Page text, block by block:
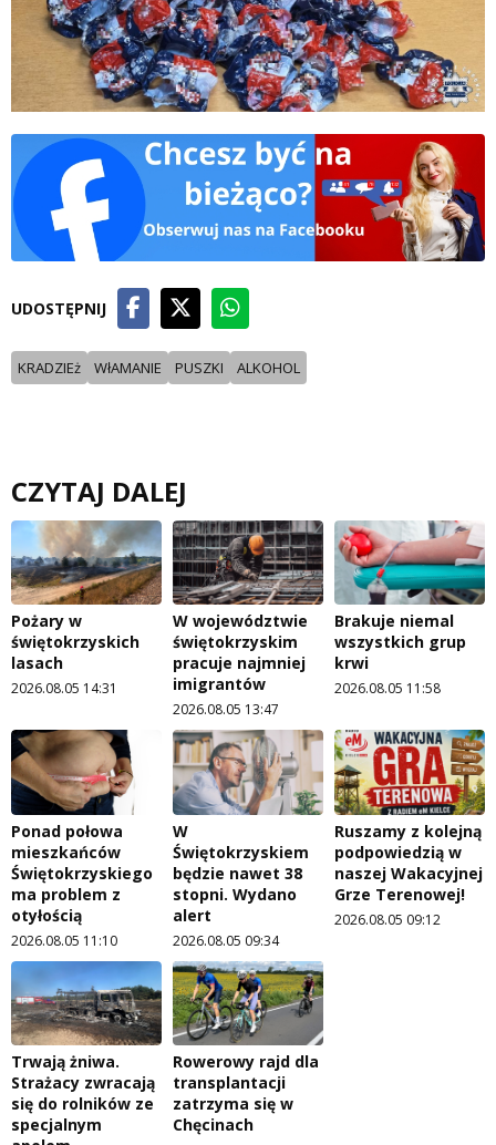
UDOSTĘPNIJ
KRADZIEż WłAMANIE PUSZKI ALKOHOL
CZYTAJ DALEJ
Pożary w
świętokrzyskich
lasach
2026.08.05 14:31
W województwie
świętokrzyskim
pracuje najmniej
imigrantów
2026.08.05 13:47
Brakuje niemal
wszystkich grup
krwi
2026.08.05 11:58
Ponad połowa
mieszkańców
Świętokrzyskiego
ma problem z
otyłością
2026.08.05 11:10
W
Świętokrzyskiem
będzie nawet 38
stopni. Wydano
alert
2026.08.05 09:34
Ruszamy z kolejną
podpowiedzią w
naszej Wakacyjnej
Grze Terenowej!
2026.08.05 09:12
Trwają żniwa.
Strażacy zwracają
się do rolników ze
specjalnym
Rowerowy rajd dla
transplantacji
zatrzyma się w
Chęcinach